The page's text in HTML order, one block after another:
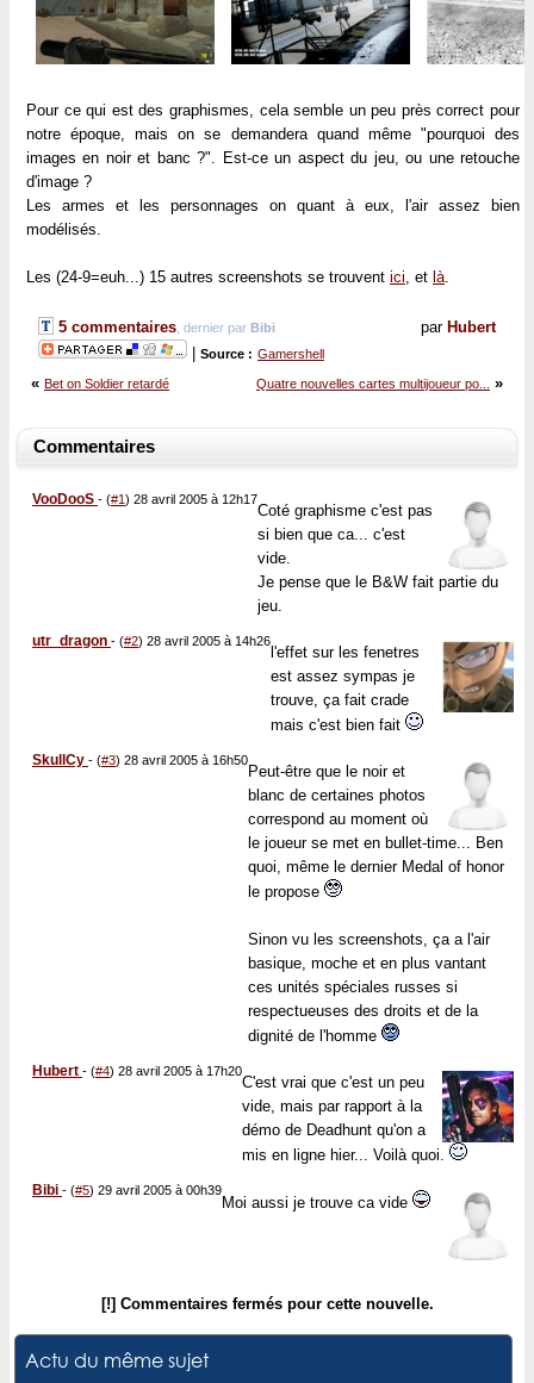
Pour ce qui est des graphismes, cela semble un peu près correct pour
notre époque, mais on se demandera quand même "pourquoi des
images en noir et banc ?". Est-ce un aspect du jeu, ou une retouche
d'image ?
Les armes et les personnages on quant à eux, l'air assez bien
modélisés.
Les (24-9=euh...) 15 autres screenshots se trouvent ici, et là.
par Hubert
5 commentaires , dernier par Bibi
Source : Gamershell
Quatre nouvelles cartes multijoueur po... »
« Bet on Soldier retardé
Commentaires
VooDooS - (#1) 28 avril 2005 à 12h17
Coté graphisme c'est pas
si bien que ca... c'est
vide.
Je pense que le B&W fait partie du
jeu.
utr_dragon - (#2) 28 avril 2005 à 14h26
l'effet sur les fenetres
est assez sympas je
trouve, ça fait crade
mais c'est bien fait
SkullCy - (#3) 28 avril 2005 à 16h50
Peut-être que le noir et
blanc de certaines photos
correspond au moment où
le joueur se met en bullet-time... Ben
quoi, même le dernier Medal of honor
le propose
Sinon vu les screenshots, ça a l'air
basique, moche et en plus vantant
ces unités spéciales russes si
respectueuses des droits et de la
dignité de l'homme
Hubert - (#4) 28 avril 2005 à 17h20
C'est vrai que c'est un peu
vide, mais par rapport à la
démo de Deadhunt qu'on a
mis en ligne hier... Voilà quoi.
Bibi - (#5) 29 avril 2005 à 00h39
Moi aussi je trouve ca vide
[!] Commentaires fermés pour cette nouvelle.
Actu du même sujet